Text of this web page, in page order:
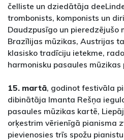
čelliste un dziedātāja
trombonists, komponists un
Daudzpusīgo un pieredzējušo
Brazīlijas mūzikas, Austrijas
klasisko tradīciju ietekme,
harmonisku pasaules mūzikas
15. martā, godinot festivāla
dibinātāja Imanta Rešņa
pasaules mūzikas kartē,
orķestrim vērienīgā pianisma
pievienosies trīs spožu